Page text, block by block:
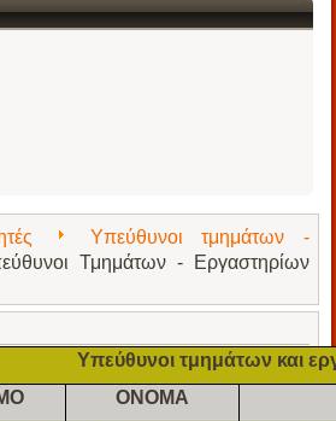
Υπεύθυνοι τμημάτων -
Τμημάτων - Εργαστηρίων
Υπεύθυνοι τμημάτων και
ΟΝΟΜΑ